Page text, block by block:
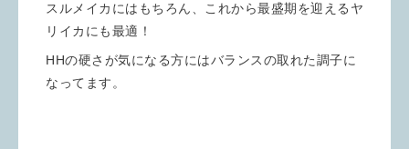
スルメイカにはもちろん、これから最盛期を迎えるヤ
リイカにも最適！
HHの硬さが気になる方にはバランスの取れた調子に
なってます。